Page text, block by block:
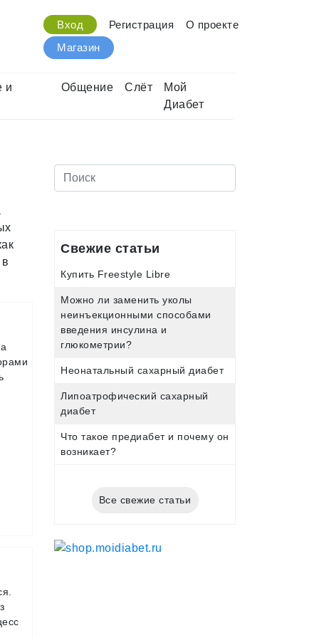
Вход Регистрация
О проекте
Магазин
и Общение Слёт
Мой
Диабет
Свежие статьи
Купить Freestyle Libre
Можно ли заменить уколы
неинъекционными способами
введения инсулина и
глюкометрии?
Неонатальный сахарный диабет
Липоатрофический сахарный
диабет
Что такое предиабет и почему он
возникает?
Все свежие статьи